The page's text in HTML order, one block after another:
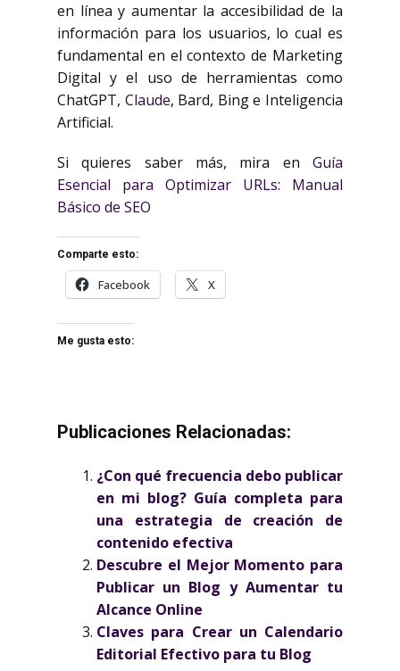
en línea y aumentar la accesibilidad de la
información para los usuarios, lo cual es
fundamental en el contexto de Marketing
Digital y el uso de herramientas como
ChatGPT, Claude, Bard, Bing e Inteligencia
Artificial.
Si quieres saber más, mira en Guía
Esencial para Optimizar URLs: Manual
Básico de SEO
Comparte esto:
Facebook X
Me gusta esto:
Publicaciones Relacionadas:
¿Con qué frecuencia debo publicar
en mi blog? Guía completa para
una estrategia de creación de
contenido efectiva
Descubre el Mejor Momento para
Publicar un Blog y Aumentar tu
Alcance Online
Claves para Crear un Calendario
Editorial Efectivo para tu Blog